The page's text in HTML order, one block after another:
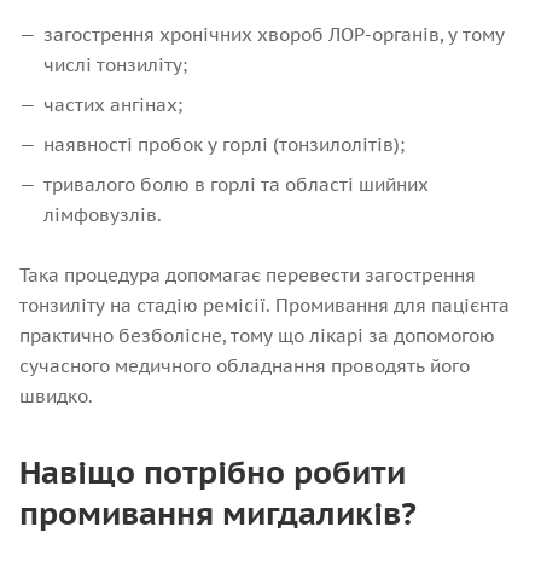
загострення хронічних хвороб ЛОР-органів, у тому
числі тонзиліту;
частих ангінах;
наявності пробок у горлі (тонзилолітів);
тривалого болю в горлі та області шийних
лімфовузлів.
Така процедура допомагає перевести загострення
тонзиліту на стадію ремісії. Промивання для пацієнта
практично безболісне, тому що лікарі за допомогою
сучасного медичного обладнання проводять його
швидко.
Навіщо потрібно робити
промивання мигдаликів?